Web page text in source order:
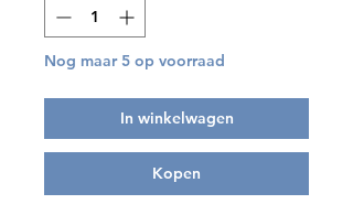
Nog maar 5 op voorraad
In winkelwagen
Kopen